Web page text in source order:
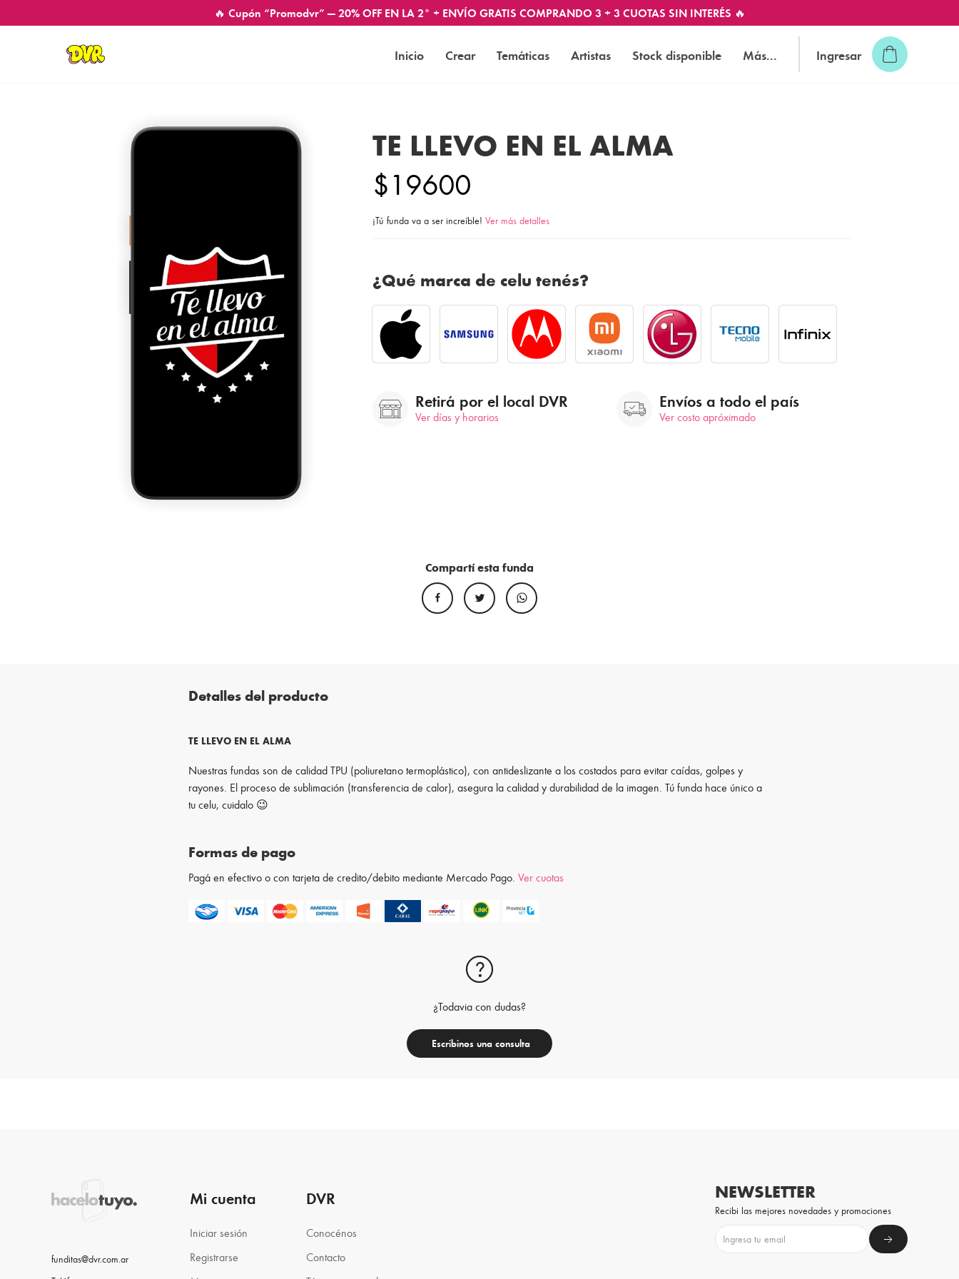
🔥 Cupón “Promodvr” — 20% OFF EN LA 2° + ENVÍO GRATIS COMPRANDO 3 + 3 CUOTAS SIN INTERÉS 🔥
Inicio Crear Temáticas Artistas Stock disponible Más... Ingresar
TE LLEVO EN EL ALMA
$19600
¡Tú funda va a ser increíble! Ver más detalles
¿Qué marca de celu tenés?
Retirá por el local DVR
Ver días y horarios
Envíos a todo el país
Ver costo apróximado
Compartí esta funda
Detalles del producto
TE LLEVO EN EL ALMA
Nuestras fundas son de calidad TPU (poliuretano termoplástico), con antideslizante a los costados para evitar caídas, golpes y
rayones. El proceso de sublimación (transferencia de calor), asegura la calidad y durabilidad de la imagen. Tú funda hace único a
tu celu, cuidalo 😉
Formas de pago
Pagá en efectivo o con tarjeta de credito/debito mediante Mercado Pago.Ver cuotas
¿Todavia con dudas?
Escribinos una consulta
funditas@dvr.com.ar
Mi cuenta
Iniciar sesión
Registrarse
DVR
Conocénos
Contacto
NEWSLETTER
Recibi las mejores novedades y promociones